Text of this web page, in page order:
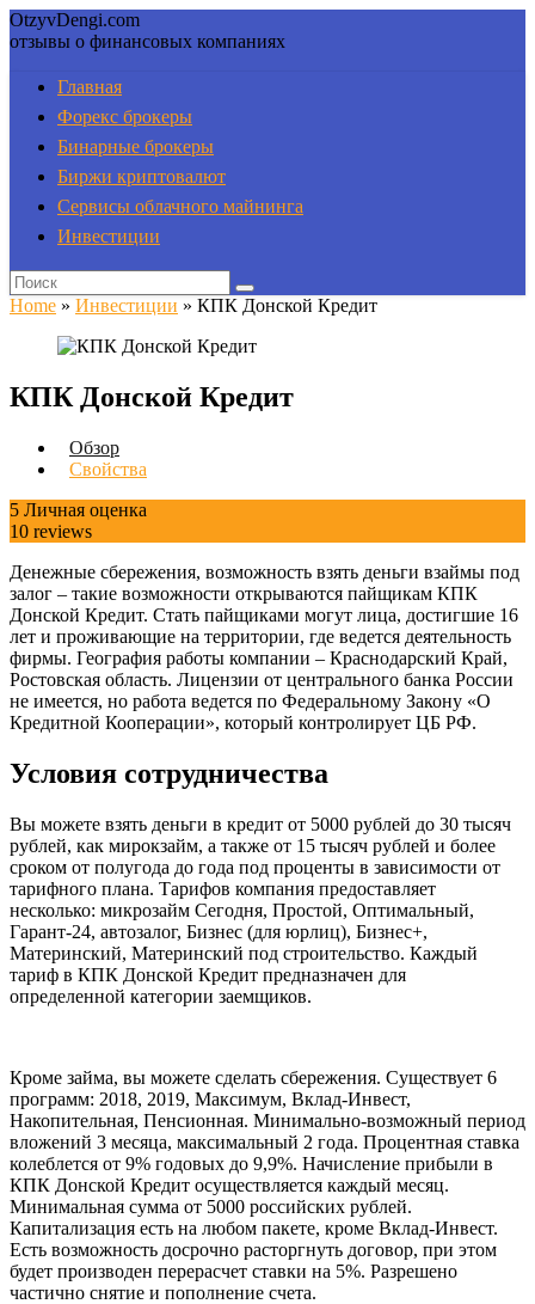
OtzyvDengi.com
отзывы о финансовых компаниях
Главная
Форекс брокеры
Бинарные брокеры
Биржи криптовалют
Сервисы облачного майнинга
Инвестиции
Home » Инвестиции » КПК Донской Кредит
КПК Донской Кредит
Обзор
Свойства
5 Личная оценка
10 reviews
Денежные сбережения, возможность взять деньги взаймы под
залог – такие возможности открываются пайщикам КПК
Донской Кредит. Стать пайщиками могут лица, достигшие 16
лет и проживающие на территории, где ведется деятельность
фирмы. География работы компании – Краснодарский Край,
Ростовская область. Лицензии от центрального банка России
не имеется, но работа ведется по Федеральному Закону «О
Кредитной Кооперации», который контролирует ЦБ РФ.
Условия сотрудничества
Вы можете взять деньги в кредит от 5000 рублей до 30 тысяч
рублей, как мирокзайм, а также от 15 тысяч рублей и более
сроком от полугода до года под проценты в зависимости от
тарифного плана. Тарифов компания предоставляет
несколько: микрозайм Сегодня, Простой, Оптимальный,
Гарант-24, автозалог, Бизнес (для юрлиц), Бизнес+,
Материнский, Материнский под строительство. Каждый
тариф в КПК Донской Кредит предназначен для
определенной категории заемщиков.
Кроме займа, вы можете сделать сбережения. Существует 6
программ: 2018, 2019, Максимум, Вклад-Инвест,
Накопительная, Пенсионная. Минимально-возможный период
вложений 3 месяца, максимальный 2 года. Процентная ставка
колеблется от 9% годовых до 9,9%. Начисление прибыли в
КПК Донской Кредит осуществляется каждый месяц.
Минимальная сумма от 5000 российских рублей.
Капитализация есть на любом пакете, кроме Вклад-Инвест.
Есть возможность досрочно расторгнуть договор, при этом
будет производен перерасчет ставки на 5%. Разрешено
частично снятие и пополнение счета.